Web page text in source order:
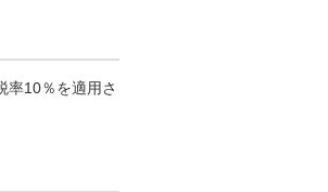
率10％を適用さ